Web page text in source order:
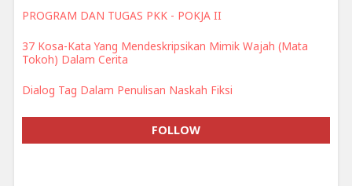
PROGRAM DAN TUGAS PKK - POKJA II
37 Kosa-Kata Yang Mendeskripsikan Mimik Wajah (Mata
Tokoh) Dalam Cerita
Dialog Tag Dalam Penulisan Naskah Fiksi
FOLLOW